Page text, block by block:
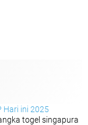
Hari ini 2025
togel singapura